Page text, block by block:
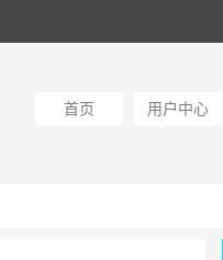
首页 用户中心